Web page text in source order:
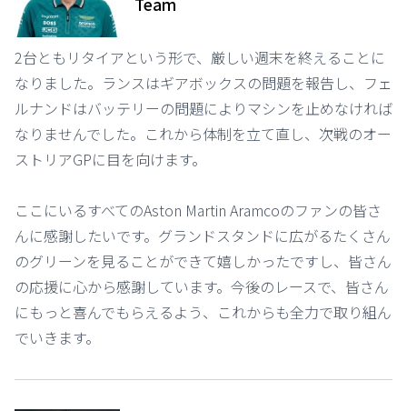
2台ともリタイアという形で、厳しい週末を終えることに
なりました。ランスはギアボックスの問題を報告し、フェ
ルナンドはバッテリーの問題によりマシンを止めなければ
なりませんでした。これから体制を立て直し、次戦のオー
ストリアGPに目を向けます。
ここにいるすべてのAston Martin Aramcoのファンの皆さ
んに感謝したいです。グランドスタンドに広がるたくさん
のグリーンを見ることができて嬉しかったですし、皆さん
の応援に心から感謝しています。今後のレースで、皆さん
にもっと喜んでもらえるよう、これからも全力で取り組ん
でいきます。